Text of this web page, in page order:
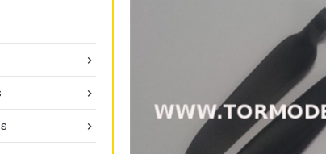


